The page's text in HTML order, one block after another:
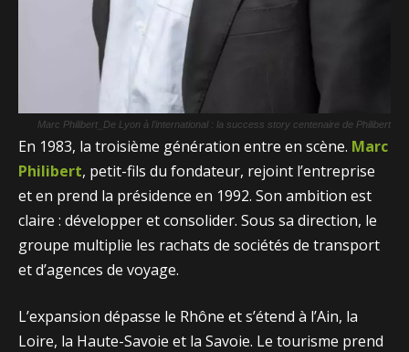
Marc Philibert_De Lyon à l’international : la success story centenaire de Philibert
En 1983, la troisième génération entre en scène. Marc
Philibert, petit-fils du fondateur, rejoint l’entreprise
et en prend la présidence en 1992. Son ambition est
claire : développer et consolider. Sous sa direction, le
groupe multiplie les rachats de sociétés de transport
et d’agences de voyage.
L’expansion dépasse le Rhône et s’étend à l’Ain, la
Loire, la Haute-Savoie et la Savoie. Le tourisme prend